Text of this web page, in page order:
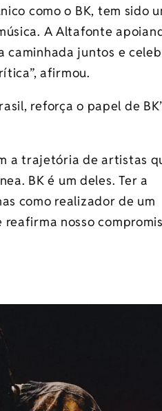
como o BK, tem sido
A Altafonte
caminhada juntos e
afirmou.
reforça o papel de
a trajetória de artistas
BK é um deles. Ter a
como realizador de um
nosso